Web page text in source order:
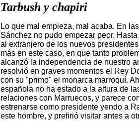
Tarbush y chapiri
Lo que mal empieza, mal acaba. En
Sánchez no pudo empezar peor.
al extranjero de los nuevos
más en este caso, en que tanto
alcanzó la independencia de nuestro
resolvió en graves momentos el Rey
con su "primo" el monarca marroquí.
española no ha estado a la altura de
relaciones con Marruecos, y parece
estrenarse como presidente yendo a
este hombre, y prefirió visitar antes a